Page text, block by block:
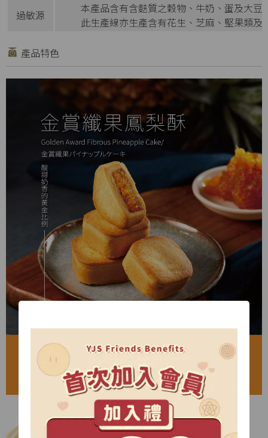
過敏源
本產品含有含麩質之穀物、牛奶、蛋及大豆
此生產線亦生產含有花生、芝麻、堅果類及
產品特色